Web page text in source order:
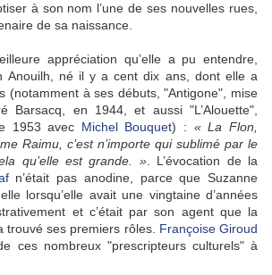
à son nom l’une de ses nouvelles rues,
de sa naissance.
appréciation qu’elle a pu entendre,
Anouilh, né il y a cent dix ans, dont elle a
(notamment à ses débuts, "Antigone", mise
Barsacq, en 1944, et aussi "L’Alouette",
1953 avec Michel Bouquet) : « La Flon,
Raimu, c’est n’importe qui sublimé par le
qu’elle est grande. ». L’évocation de la
n’était pas anodine, parce que Suzanne
lorsqu’elle avait une vingtaine d’années
et c’était par son agent que la
trouvé ses premiers rôles. Françoise Giroud
ces nombreux "prescripteurs culturels" à